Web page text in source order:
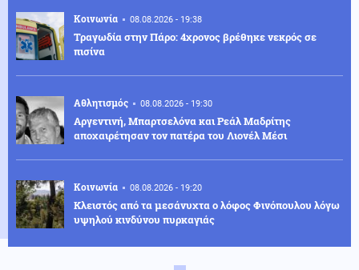
Κοινωνία 08.08.2026 - 19:38
Τραγωδία στην Πάρο: 4χρονος βρέθηκε νεκρός σε
πισίνα
Αθλητισμός 08.08.2026 - 19:30
Αργεντινή, Μπαρτσελόνα και Ρεάλ Μαδρίτης
αποχαιρέτησαν τον πατέρα του Λιονέλ Μέσι
Κοινωνία 08.08.2026 - 19:20
Κλειστός από τα μεσάνυχτα ο λόφος Φινόπουλου λόγω
υψηλού κινδύνου πυρκαγιάς